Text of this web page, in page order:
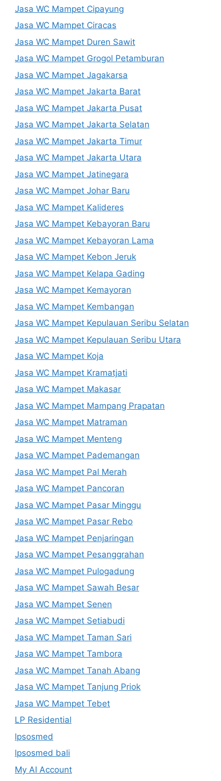
Jasa WC Mampet Cipayung
Jasa WC Mampet Ciracas
Jasa WC Mampet Duren Sawit
Jasa WC Mampet Grogol Petamburan
Jasa WC Mampet Jagakarsa
Jasa WC Mampet Jakarta Barat
Jasa WC Mampet Jakarta Pusat
Jasa WC Mampet Jakarta Selatan
Jasa WC Mampet Jakarta Timur
Jasa WC Mampet Jakarta Utara
Jasa WC Mampet Jatinegara
Jasa WC Mampet Johar Baru
Jasa WC Mampet Kalideres
Jasa WC Mampet Kebayoran Baru
Jasa WC Mampet Kebayoran Lama
Jasa WC Mampet Kebon Jeruk
Jasa WC Mampet Kelapa Gading
Jasa WC Mampet Kemayoran
Jasa WC Mampet Kembangan
Jasa WC Mampet Kepulauan Seribu Selatan
Jasa WC Mampet Kepulauan Seribu Utara
Jasa WC Mampet Koja
Jasa WC Mampet Kramatjati
Jasa WC Mampet Makasar
Jasa WC Mampet Mampang Prapatan
Jasa WC Mampet Matraman
Jasa WC Mampet Menteng
Jasa WC Mampet Pademangan
Jasa WC Mampet Pal Merah
Jasa WC Mampet Pancoran
Jasa WC Mampet Pasar Minggu
Jasa WC Mampet Pasar Rebo
Jasa WC Mampet Penjaringan
Jasa WC Mampet Pesanggrahan
Jasa WC Mampet Pulogadung
Jasa WC Mampet Sawah Besar
Jasa WC Mampet Senen
Jasa WC Mampet Setiabudi
Jasa WC Mampet Taman Sari
Jasa WC Mampet Tambora
Jasa WC Mampet Tanah Abang
Jasa WC Mampet Tanjung Priok
Jasa WC Mampet Tebet
LP Residential
lpsosmed
lpsosmed bali
My AI Account